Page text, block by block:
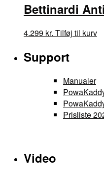
flere
varianter.
kan
vælges
på
varesiden
Bettinardi
4.299 kr. Tilføj til kurv
Support
Manualer
Prisliste
Video